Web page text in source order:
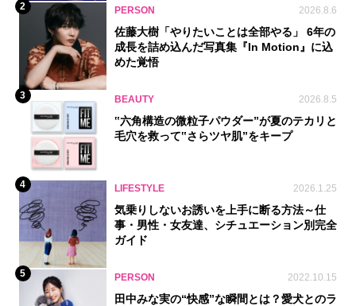
2 PERSON 2026.8.6
佐藤大樹「やりたいことは全部やる」 6年の
成長を詰め込んだ写真集『In Motion』に込
めた覚悟
3 BEAUTY 2026.8.5
‟六角構造の微粒子パウダー”が夏のテカリと
毛穴を救って‟さらツヤ肌”をキープ
4 LIFESTYLE 2026.1.25
気乗りしないお誘いを上手に断る方法～仕
事・男性・女友達、シチュエーション別完全
ガイド
5 PERSON 2022.10.15
田中みな実の“快感”な瞬間とは？愛犬とのラ